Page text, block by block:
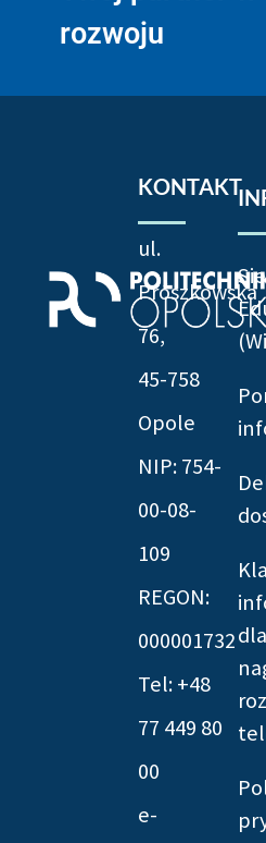
rozwoju
KONTAKT
ul.
Prószkowska
76,
45-758
Opole
NIP: 754-
00-08-
109
REGON:
000001732
Tel: +48
77 449 80
00
e-
dla